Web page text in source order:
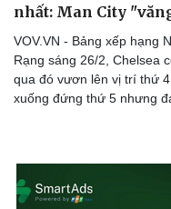
nhất: Man City
VOV.VN - Bảng xếp hạng
Rạng sáng 26/2, Chelsea
qua đó vươn lên vị trí thứ
xuống đứng thứ 5 nhưng